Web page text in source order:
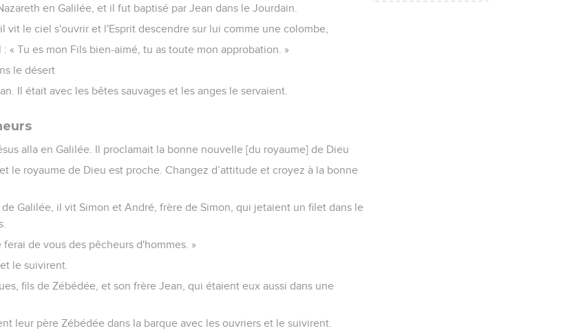
en Galilée, et il fut baptisé par Jean dans le Jourdain.
vit le ciel s'ouvrir et l'Esprit descendre sur lui comme une colombe,
« Tu es mon Fils bien-aimé, tu as toute mon approbation. »
le désert
Il était avec les bêtes sauvages et les anges le servaient.
alla en Galilée. Il proclamait la bonne nouvelle [du royaume] de Dieu
le royaume de Dieu est proche. Changez d’attitude et croyez à la bonne
Galilée, il vit Simon et André, frère de Simon, qui jetaient un filet dans le
de vous des pêcheurs d'hommes. »
le suivirent.
fils de Zébédée, et son frère Jean, qui étaient eux aussi dans une
leur père Zébédée dans la barque avec les ouvriers et le suivirent.